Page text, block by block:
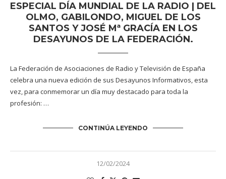
ESPECIAL DÍA MUNDIAL DE LA RADIO | DEL
OLMO, GABILONDO, MIGUEL DE LOS
SANTOS Y JOSÉ Mª GRACÍA EN LOS
DESAYUNOS DE LA FEDERACIÓN.
La Federación de Asociaciones de Radio y Televisión de España
celebra una nueva edición de sus Desayunos Informativos, esta
vez, para conmemorar un día muy destacado para toda la
profesión: …
CONTINÚA LEYENDO
12/02/2024